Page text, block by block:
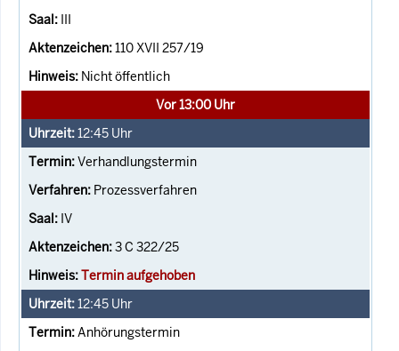
III
110 XVII 257/19
Nicht öffentlich
Vor 13:00 Uhr
12:45 Uhr
Verhandlungstermin
Prozessverfahren
IV
3 C 322/25
Termin aufgehoben
12:45 Uhr
Anhörungstermin